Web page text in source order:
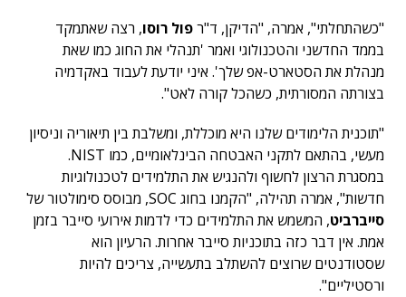
"כשהתחלתי", אמרה, "הדיקן, ד"רפול רוסו, רצה שאתמקד
בממד החדשני והטכנולוגי ואמר 'תנהלי את החוג כמו שאת
מנהלת את הסטארט-אפ שלך'. איני יודעת לעבוד באקדמיה
בצורתה המסורתית, כשהכל קורה לאט".
"תוכנית הלימודים שלנו היא מוכללת, ומשלבת בין תיאוריה וניסיון
מעשי, בהתאם לתקני האבטחה הבינלאומיים, כמו NIST.
במסגרת הרצון לחשוף ולהנגיש את התלמידים לטכנולוגיות
חדשות", אמרה תהילה, "הקמנו בחוג SOC, מבוסס סימולטור של
סייברביט, המשמש את התלמידים כדי לדמות אירועי סייבר בזמן
אמת. אין דבר כזה בתוכניות סייבר אחרות. הרעיון הוא
שסטודנטים שרוצים להשתלב בתעשייה, צריכים להיות
ורסטיליים".